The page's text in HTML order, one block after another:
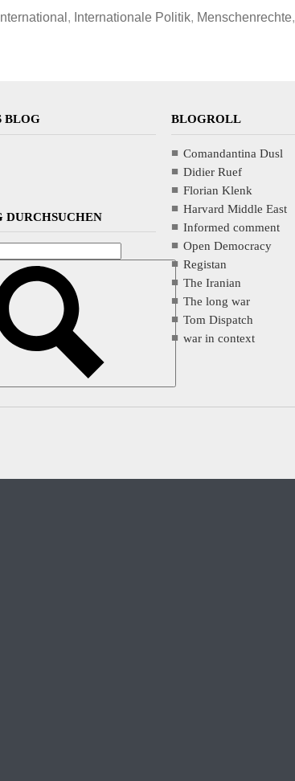
International , Internationale Politik, Menschenrechte,
BLOG BLOGROLL
Comandantina Dusl
Didier Ruef
Florian Klenk
Harvard Middle East
Informed comment
Open Democracy
Registan
The Iranian
The long war
Tom Dispatch
war in context
DURCHSUCHEN